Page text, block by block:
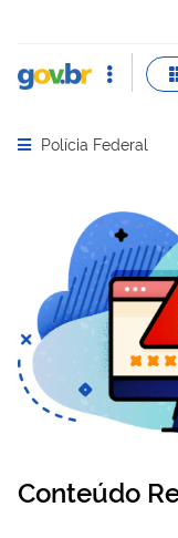
Abrir menu
Polícia Federal
Conteúdo